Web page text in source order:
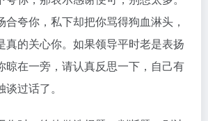
合夸你，私下却把你骂得狗血淋头，
真的关心你。如果领导平时老是表扬
晾在一旁，请认真反思一下，自己有
过话了。